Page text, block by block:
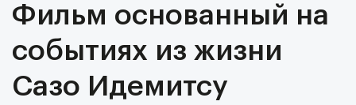
Фильм основанный на
событиях из жизни
Сазо Идемитсу